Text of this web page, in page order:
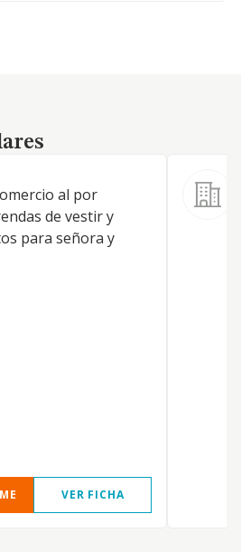
al por
de vestir y
para señora y
VER FICHA